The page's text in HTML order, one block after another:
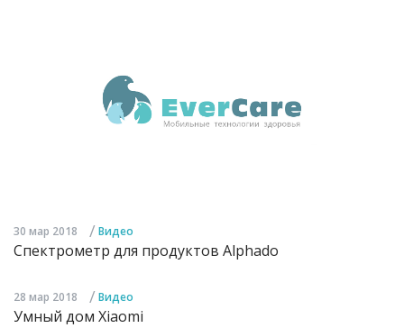
30 мар 2018 / Видео
Спектрометр для продуктов Alphado
28 мар 2018 / Видео
Умный дом Xiaomi